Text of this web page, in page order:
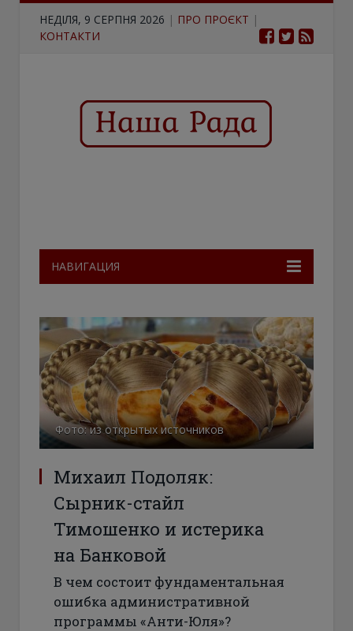
НЕДІЛЯ, 9 СЕРПНЯ 2026 | ПРО ПРОЄКТ |
КОНТАКТИ
НАВИГАЦИЯ
Фото: из открытых источников
Михаил Подоляк:
Сырник-стайл
Тимошенко и истерика
на Банковой
В чем состоит фундаментальная
ошибка административной
программы «Анти-Юля»?